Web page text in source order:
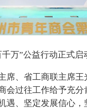
万”公益行动正式启
席、省工商联主席王
会过往工作给予充分
遇、坚定发展信心，